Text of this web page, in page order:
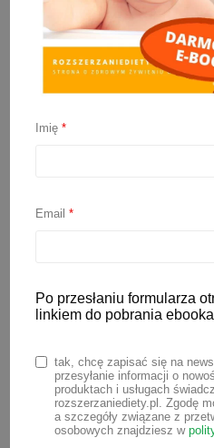
produkt przez
Niedługo zaczynacie
jak można podać
jedzenia? Pewnie
że pierwszą
podawać dziecku
Imię*
Email*
Po przesłaniu formularza
linkiem do pobrania
tak, chcę zapisać się na
przesyłanie informacji o
produktach i usługach
rozszerzaniediety.pl. Zgodę
a szczegóły związane z
osobowych znajdziesz w